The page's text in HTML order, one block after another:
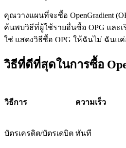
คัดลอกการซื้อขาย
คุณวางแผนที่จะซื้อ OpenGradient
ค้นพบวิธีที่ผู้ใช้รายอื่นซื้อ OPG และเ
ใช่ แสดงวิธีซื้อ OPG ให้ฉันไม่ ฉันแค่
วิธีที่ดีที่สุดในการซื้อ
วิธีการ ความเร็ว
บัตรเครดิต/บัตรเดบิต ทันที